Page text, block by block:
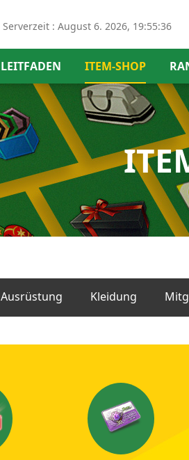
Serverzeit : August 6. 2026, 19:55:36
LEITFADEN ITEM-SHOP
Ausrüstung Kleidung